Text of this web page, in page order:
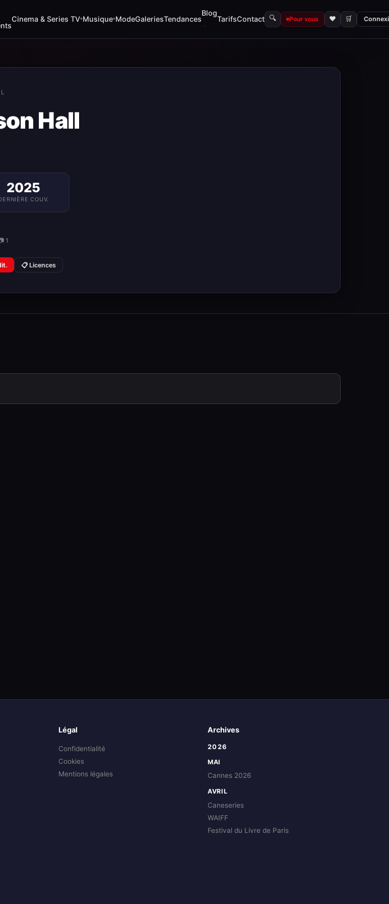
Cinema & Series TV▾Musique▾ModeGaleriesTendances
Blog
TarifsContact 🔍 Pour vous ♥ 🛒
Hall
2025
COUV.
1
📋 Licences
Légal
Confidentialité
Cookies
Mentions légales
Archives
2026
MAI
Cannes 2026
AVRIL
Caneseries
WAIFF
Festival du Livre de Paris